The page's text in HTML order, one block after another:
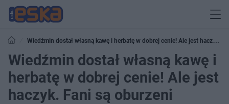
Wiedźmin dostał własną kawę i herbatę w dobrej cenie! Ale jest haczyk.
Fani są oburzeni
Wiedźmin dostał własną kawę i
herbatę w dobrej cenie! Ale jest
haczyk. Fani są oburzeni